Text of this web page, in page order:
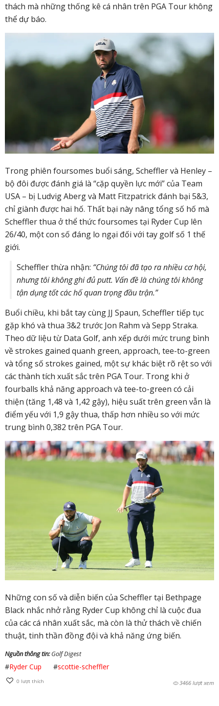
thách mà những thống kê cá nhân trên PGA Tour không
thể dự báo.
Trong phiên foursomes buổi sáng, Scheffler và Henley –
bộ đôi được đánh giá là “cặp quyền lực mới” của Team
USA – bị Ludvig Aberg và Matt Fitzpatrick đánh bại 5&3,
chỉ giành được hai hố. Thất bại này nâng tổng số hố mà
Scheffler thua ở thể thức foursomes tại Ryder Cup lên
26/40, một con số đáng lo ngại đối với tay golf số 1 thế
giới.
Scheffler thừa nhận: “Chúng tôi đã tạo ra nhiều cơ hội,
nhưng tôi không ghi đủ putt. Vấn đề là chúng tôi không
tận dụng tốt các hố quan trọng đầu trận.”
Buổi chiều, khi bắt tay cùng JJ Spaun, Scheffler tiếp tục
gặp khó và thua 3&2 trước Jon Rahm và Sepp Straka.
Theo dữ liệu từ Data Golf, anh xếp dưới mức trung bình
về strokes gained quanh green, approach, tee-to-green
và tổng số strokes gained, một sự khác biệt rõ rệt so với
các thành tích xuất sắc trên PGA Tour. Trong khi ở
fourballs khả năng approach và tee-to-green có cải
thiện (tăng 1,48 và 1,42 gậy), hiệu suất trên green vẫn là
điểm yếu với 1,9 gậy thua, thấp hơn nhiều so với mức
trung bình 0,382 trên PGA Tour.
Những con số và diễn biến của Scheffler tại Bethpage
Black nhắc nhở rằng Ryder Cup không chỉ là cuộc đua
của các cá nhân xuất sắc, mà còn là thử thách về chiến
thuật, tinh thần đồng đội và khả năng ứng biến.
Nguồn thông tin:Golf Digest
#Ryder Cup #scottie-scheffler
0 lượt thích 3466 lượt xem